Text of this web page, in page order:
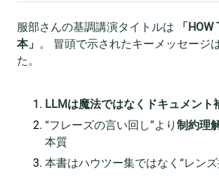
服部さんの基調講演タイトルは
「
本」 。 冒頭で示されたキーメッセージ
た。
LLMは魔法ではなくドキュメント
“フレーズの言い回し”より 制約理
本質
本書はハウツー集ではなく“レン